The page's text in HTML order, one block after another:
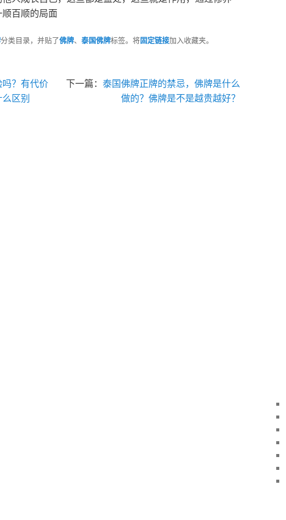
百顺的局面
分类目录，并贴了佛牌、 泰国佛牌标签。将固定链接加入收藏夹。
？有代价
区别
下一篇： 泰国佛牌正牌的禁忌，佛牌是什么
做的？佛牌是不是越贵越好？